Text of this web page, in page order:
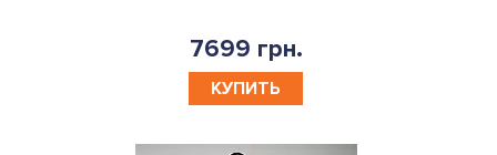
7699 грн.
КУПИТЬ